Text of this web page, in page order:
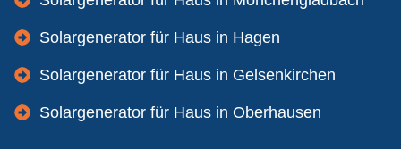
Solargenerator für Haus in Hagen
Solargenerator für Haus in Gelsenkirchen
Solargenerator für Haus in Oberhausen